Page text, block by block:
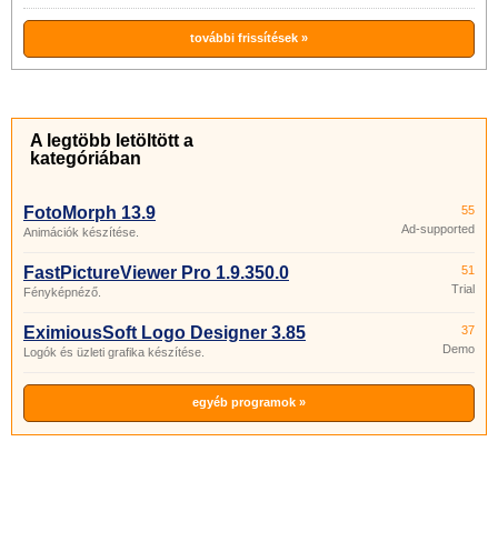
további frissítések »
A legtöbb letöltött a
kategóriában
FotoMorph 13.9
Animációk készítése.
55
Ad-supported
FastPictureViewer Pro 1.9.350.0
Fényképnéző.
51
Trial
EximiousSoft Logo Designer 3.85
Logók és üzleti grafika készítése.
37
Demo
egyéb programok »